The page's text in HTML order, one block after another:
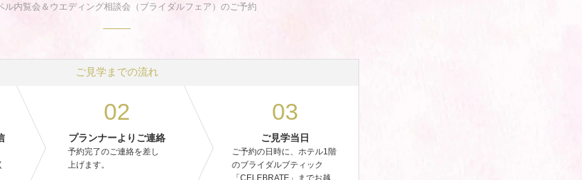
ル内覧会＆ウエディング相談会（ブライダルフェア）のご予約
ご見学までの流れ
02
プランナーよりご連絡
予約完了のご連絡を差し
上げます。
03
ご見学当日
ご予約の日時に、ホテル1階
のブライダルブティック
「CELEBRATE」までお越